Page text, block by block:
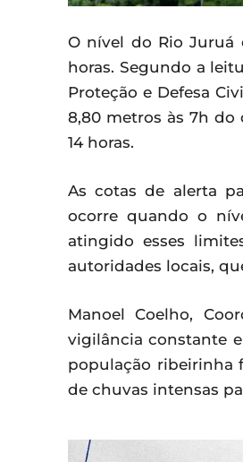
O nível do Rio Juruá
horas. Segundo a
Proteção e Defesa
8,80 metros às 7h do
14 horas.
As cotas de alerta
ocorre quando o
atingido esses
autoridades locais,
Manoel Coelho,
vigilância constante
população ribeirinha
de chuvas intensas